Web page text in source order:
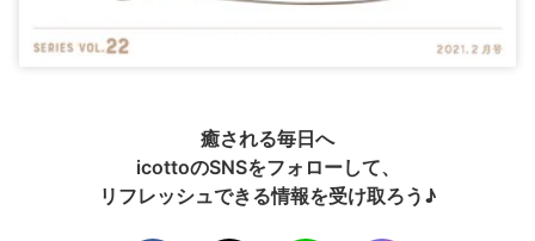
癒される毎日へ
icottoのSNSをフォローして、
リフレッシュできる情報を受け取ろう♪